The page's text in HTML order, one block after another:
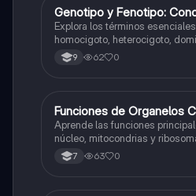
GBiologia
Genotipo y Fenotipo:
Explora los términos
homocigoto, heterocigoto,
9 62 0
FBiologia
Funciones de Organelos
Aprende las funciones
núcleo, mitocondrias y
7 63 0